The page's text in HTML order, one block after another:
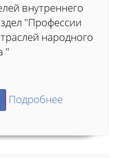
внутреннего
"Профессии
народного
"
Подробнее